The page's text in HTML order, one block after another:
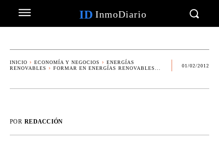
ID InmoDiario
INICIO ECONOMÍA Y NEGOCIOS
ENERGÍAS
RENOVABLES
FORMAR EN ENERGÍAS RENOVABLES...
01/02/2012
POR REDACCIÓN